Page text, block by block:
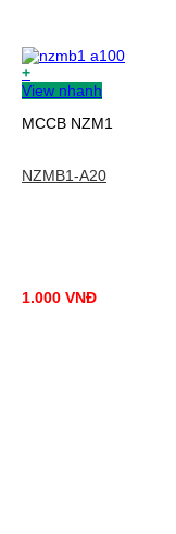
+
View nhanh
MCCB NZM1
NZMB1-A20
1.000 VNĐ